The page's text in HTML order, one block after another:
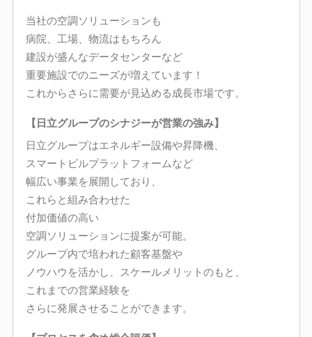
当社の空調ソリューションも
病院、工場、物流はもちろん
建設が盛んなデータセンターなど
重要施設でのニーズが増えています！
これからさらに需要が見込める成長市場です。
【日立グループのシナジーが営業の強み】
日立グループはエネルギー設備や昇降機、
スマートビルプラットフォームなど
幅広い事業を展開しており、
これらと組み合わせた
付加価値の高い
空調ソリューションに提案が可能。
グループ内で培われた顧客基盤や
ノウハウを活かし、スケールメリットのもと、
これまでの営業経験を
さらに発展させることができます。